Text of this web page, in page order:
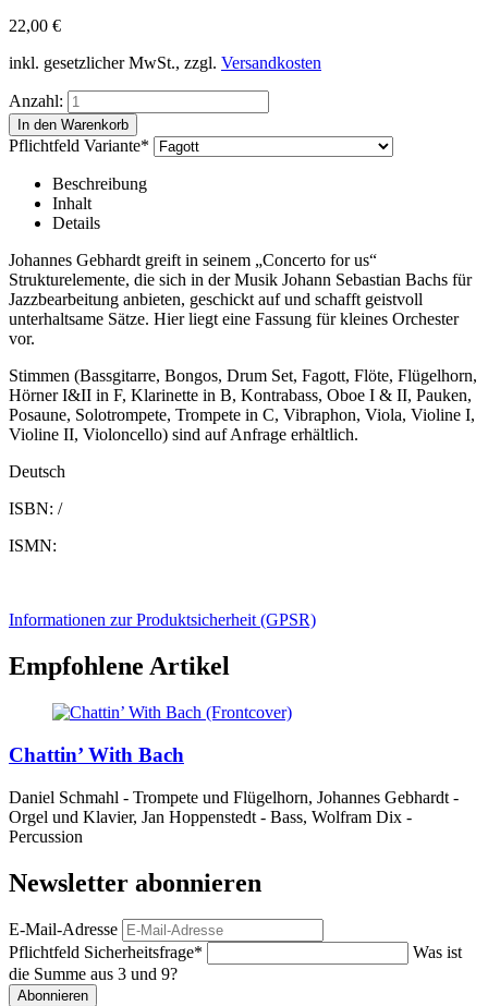
22,00 €
inkl. gesetzlicher MwSt., zzgl. Versandkosten
Anzahl:
Pflichtfeld Variante*
Beschreibung
Inhalt
Details
Johannes Gebhardt greift in seinem „Concerto for us“
Strukturelemente, die sich in der Musik Johann Sebastian Bachs für
Jazzbearbeitung anbieten, geschickt auf und schafft geistvoll
unterhaltsame Sätze. Hier liegt eine Fassung für kleines Orchester
vor.
Stimmen (Bassgitarre, Bongos, Drum Set, Fagott, Flöte, Flügelhorn,
Hörner I&II in F, Klarinette in B, Kontrabass, Oboe I & II, Pauken,
Posaune, Solotrompete, Trompete in C, Vibraphon, Viola, Violine I,
Violine II, Violoncello) sind auf Anfrage erhältlich.
Deutsch
ISBN: /
ISMN:
Informationen zur Produktsicherheit (GPSR)
Empfohlene Artikel
Chattin’ With Bach
Daniel Schmahl - Trompete und Flügelhorn, Johannes Gebhardt -
Orgel und Klavier, Jan Hoppenstedt - Bass, Wolfram Dix -
Percussion
Newsletter abonnieren
E-Mail-Adresse
Pflichtfeld Sicherheitsfrage*
Was ist
die Summe aus 3 und 9?
Abonnieren